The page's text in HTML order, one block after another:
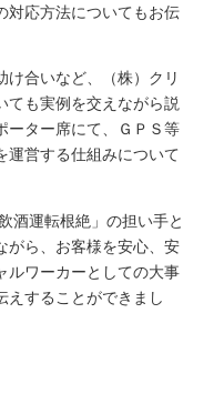
対応方法についてもお伝
け合いなど、（株）クリ
ても実例を交えながら説
ーター席にて、ＧＰＳ等
運営する仕組みについて
酒運転根絶」の担い手と
がら、お客様を安心、安
ルワーカーとしての大事
えすることができまし